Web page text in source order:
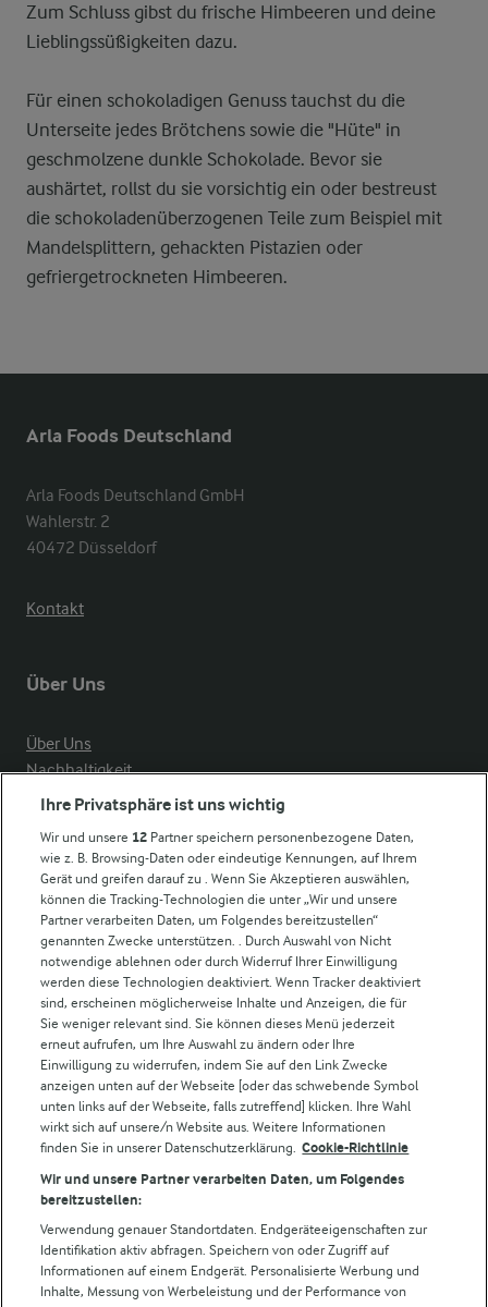
Zum Schluss gibst du frische Himbeeren und deine
Lieblingssüßigkeiten dazu.
Für einen schokoladigen Genuss tauchst du die
Unterseite jedes Brötchens sowie die "Hüte" in
geschmolzene dunkle Schokolade. Bevor sie
aushärtet, rollst du sie vorsichtig ein oder bestreust
die schokoladenüberzogenen Teile zum Beispiel mit
Mandelsplittern, gehackten Pistazien oder
gefriergetrockneten Himbeeren.
Arla Foods Deutschland
Arla Foods Deutschland GmbH
Wahlerstr. 2
40472 Düsseldorf
Kontakt
Über Uns
Über Uns
Nachhaltigkeit
Compliance
Arla in anderen Ländern
Weitere Arla Websites
Castello
Lurpak
Arla Pro
Für unsere Landwirt:innen
Folge uns!
Ihre Privatsphäre ist uns wichtig
Wir und unsere 12 Partner speichern personenbezogene Daten,
wie z. B. Browsing-Daten oder eindeutige Kennungen, auf Ihrem
Gerät und greifen darauf zu . Wenn Sie Akzeptieren auswählen,
können die Tracking-Technologien die unter „Wir und unsere
Partner verarbeiten Daten, um Folgendes bereitzustellen“
genannten Zwecke unterstützen. . Durch Auswahl von Nicht
notwendige ablehnen oder durch Widerruf Ihrer Einwilligung
werden diese Technologien deaktiviert. Wenn Tracker deaktiviert
sind, erscheinen möglicherweise Inhalte und Anzeigen, die für
Sie weniger relevant sind. Sie können dieses Menü jederzeit
erneut aufrufen, um Ihre Auswahl zu ändern oder Ihre
Einwilligung zu widerrufen, indem Sie auf den Link Zwecke
anzeigen unten auf der Webseite [oder das schwebende Symbol
unten links auf der Webseite, falls zutreffend] klicken. Ihre Wahl
wirkt sich auf unsere/n Website aus. Weitere Informationen
finden Sie in unserer Datenschutzerklärung. Cookie-Richtlinie
Wir und unsere Partner verarbeiten Daten, um Folgendes
bereitzustellen:
Verwendung genauer Standortdaten. Endgeräteeigenschaften zur
Identifikation aktiv abfragen. Speichern von oder Zugriff auf
Informationen auf einem Endgerät. Personalisierte Werbung und
Inhalte, Messung von Werbeleistung und der Performance von